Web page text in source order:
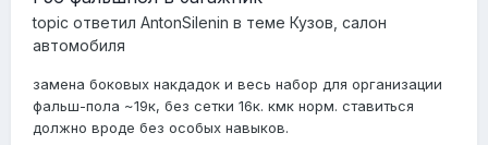
topic ответил AntonSilenin в теме Кузов, салон
автомобиля
замена боковых накдадок и весь набор для организации
фальш-пола ~19к, без сетки 16к. кмк норм. ставиться
должно вроде без особых навыков.